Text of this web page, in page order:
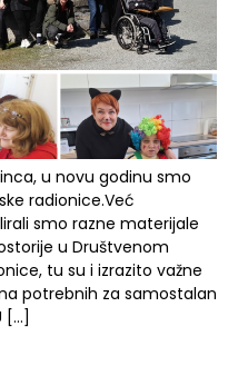
u novu godinu smo
radionice.Već
smo razne materijale
u Društvenom
tu su i izrazito važne
potrebnih za samostalan
[…]